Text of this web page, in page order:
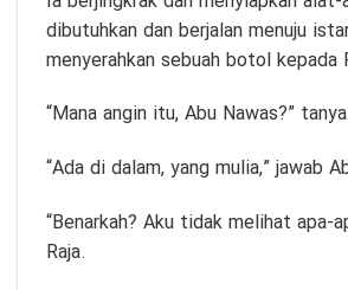
dibutuhkan dan berjalan menuju
menyerahkan sebuah botol kepada
“Mana angin itu, Abu Nawas?”
“Ada di dalam, yang mulia,” jawab
“Benarkah? Aku tidak melihat apa-
Raja.